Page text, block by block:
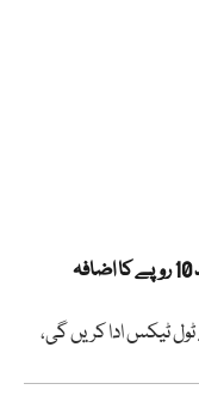
اب 60 روپے کے بجائے 70 روپے ٹول ٹیکس ادا کریں گی،